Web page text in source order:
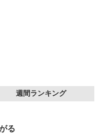
週間ランキング
る